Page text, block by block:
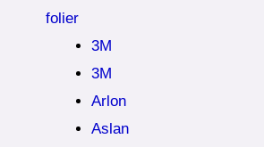
folier
3M
3M
Arlon
Aslan